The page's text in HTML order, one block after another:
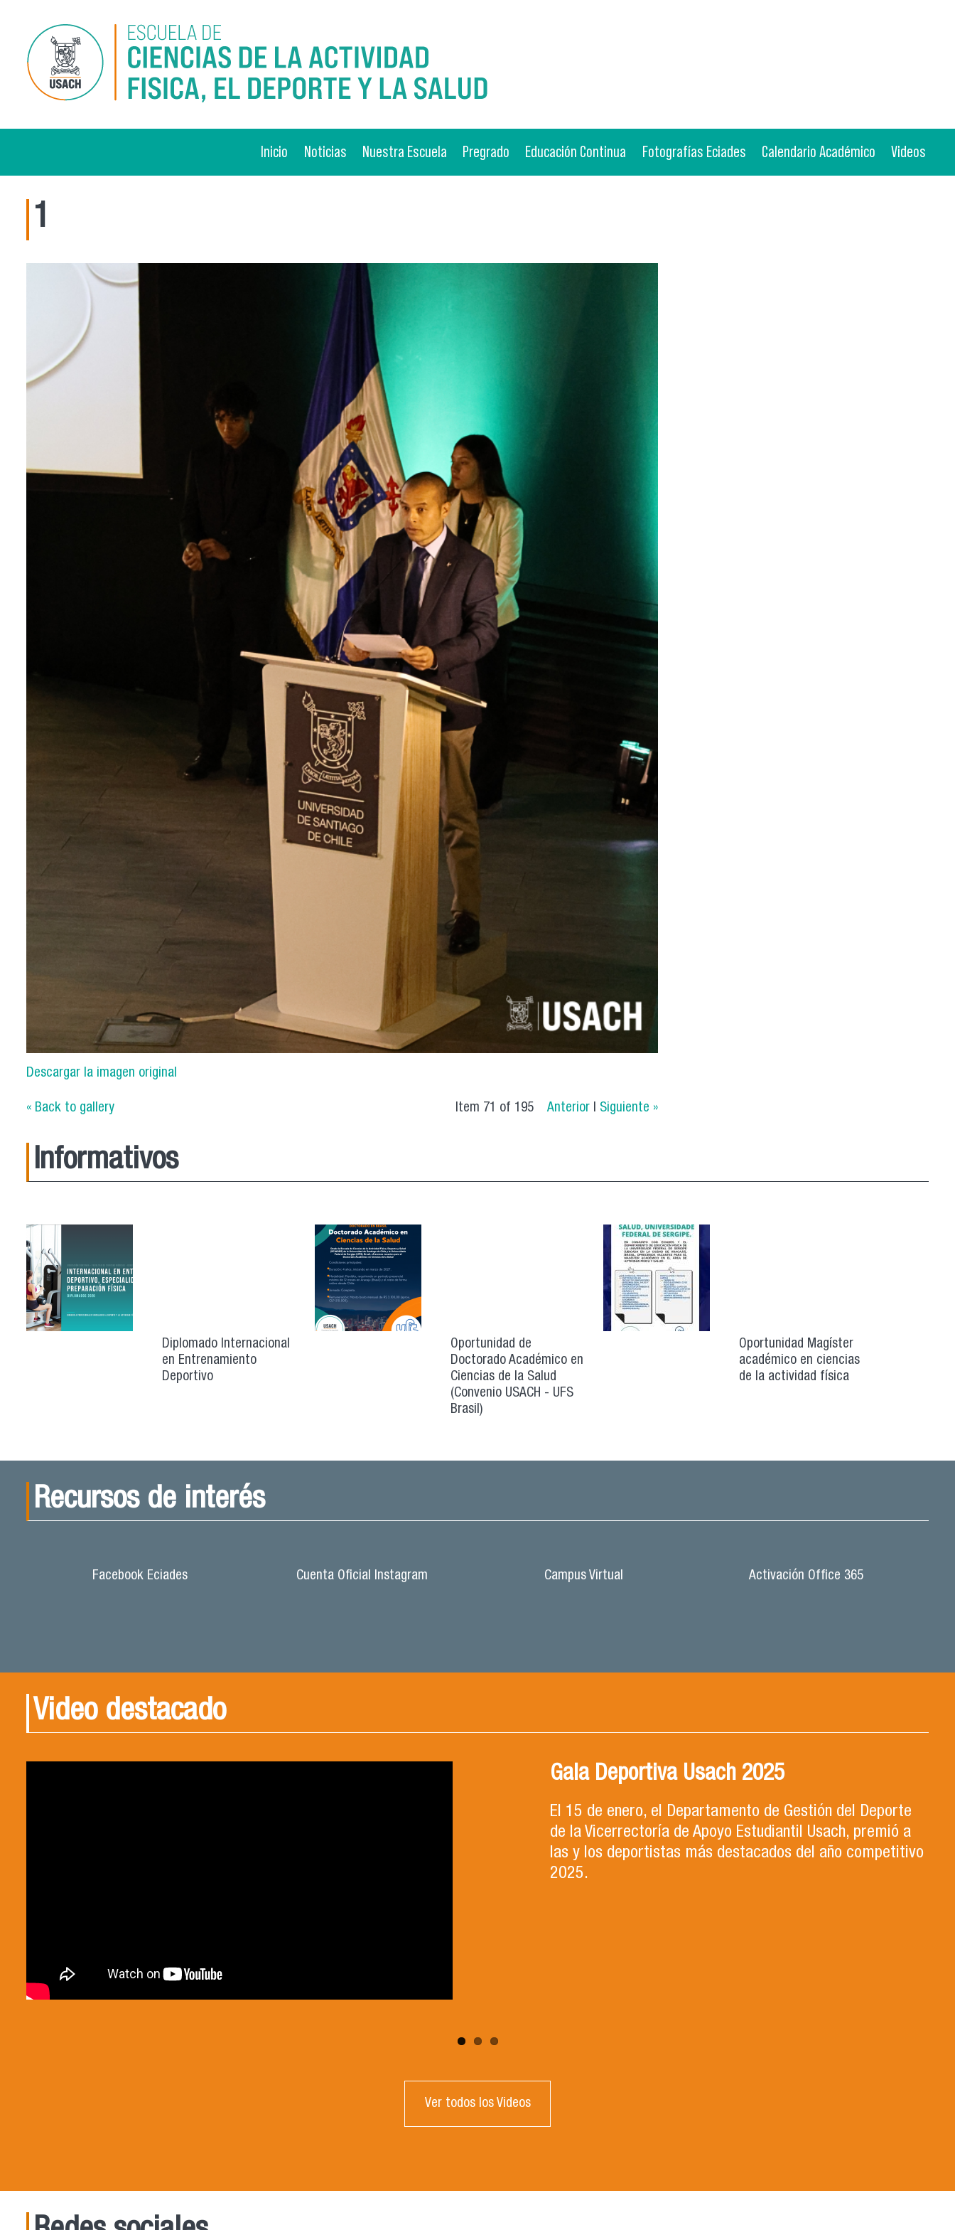
Inicio Noticias Nuestra Escuela Pregrado Educación Continua Fotografías Eciades Calendario Académico Videos
1
Descargar la imagen original
« Back to gallery Item 71 of 195 Anterior Siguiente »
Informativos
Diplomado Internacional
en Entrenamiento
Deportivo
Oportunidad de
Doctorado Académico en
Ciencias de la Salud
(Convenio USACH - UFS
Brasil)
Oportunidad Magíster
académico en ciencias
de la actividad física
Recursos de interés
Facebook Eciades Cuenta Oficial Instagram Campus Virtual Activación Office 365
Video destacado
Gala Deportiva Usach 2025
El 15 de enero, el Departamento de Gestión del Deporte
de la Vicerrectoría de Apoyo Estudiantil Usach, premió a
las y los deportistas más destacados del año competitivo
2025.
Ver todos los Videos